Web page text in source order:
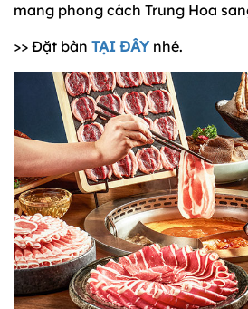
mang phong cách Trung Hoa
>> Đặt bàn TẠI ĐÂY nhé.